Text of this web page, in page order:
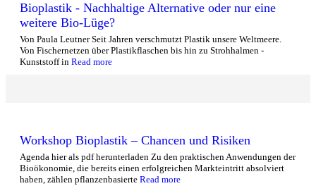
Bioplastik - Nachhaltige Alternative oder nur eine
weitere Bio-Lüge?
Von Paula Leutner Seit Jahren verschmutzt Plastik unsere Weltmeere.
Von Fischernetzen über Plastikflaschen bis hin zu Strohhalmen -
Kunststoff in Read more
Workshop Bioplastik – Chancen und Risiken
Agenda hier als pdf herunterladen Zu den praktischen Anwendungen der
Bioökonomie, die bereits einen erfolgreichen Markteintritt absolviert
haben, zählen pflanzenbasierte Read more